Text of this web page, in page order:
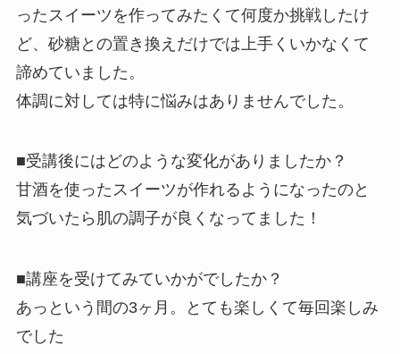
ったスイーツを作ってみたくて何度か挑戦したけ
ど、 砂糖との置き換えだけでは上手くいかなくて
諦めていました。
体調に対しては特に悩みはありませんでした。
■受講後にはどのような変化がありましたか？
甘酒を使ったスイーツが作れるようになったのと
気づいたら肌の調子が良くなってました！
■講座を受けてみていかがでしたか？
あっという間の3ヶ月。とても楽しくて毎回楽しみ
でした